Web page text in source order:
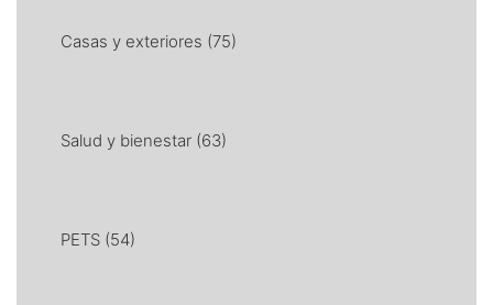
Casas y exteriores (75)
Salud y bienestar (63)
PETS (54)